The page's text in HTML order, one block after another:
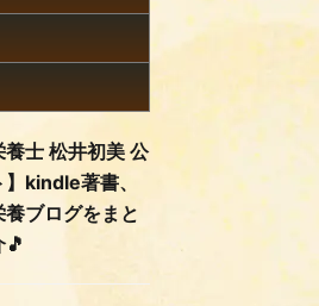
養士 松井初美 公
kindle著書、
ブログをまと